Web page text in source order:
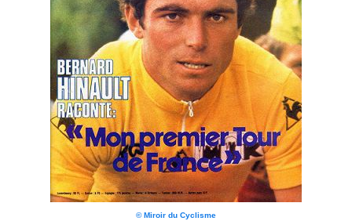
© Miroir du Cyclisme